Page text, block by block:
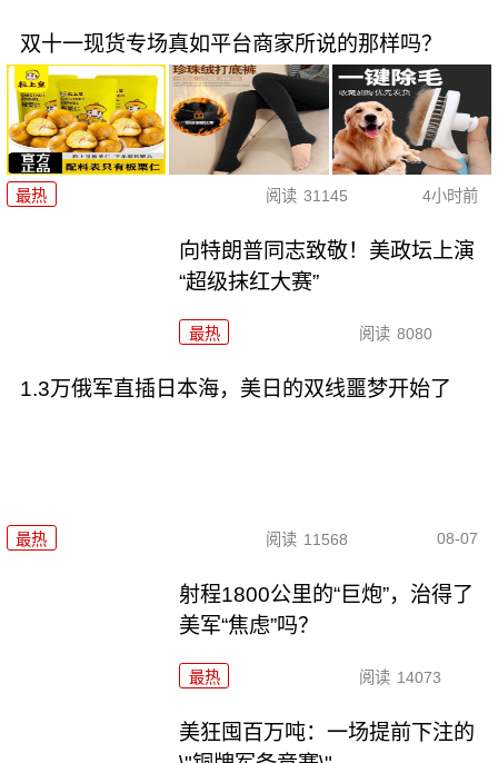
双十一现货专场真如平台商家所说的那样吗？
最热 阅读 31145 4小时前
向特朗普同志致敬！美政坛上演
“超级抹红大赛”
最热 阅读 8080
1.3万俄军直插日本海，美日的双线噩梦开始了
最热 阅读 11568 08-07
射程1800公里的“巨炮”，治得了
美军“焦虑”吗？
最热 阅读 14073
美狂囤百万吨：一场提前下注的